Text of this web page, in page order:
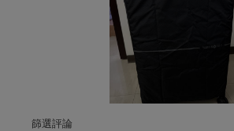
篩選評論